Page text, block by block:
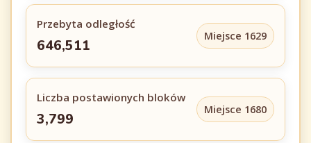
Przebyta odległość
646,511
Miejsce 1629
Liczba postawionych bloków
3,799
Miejsce 1680